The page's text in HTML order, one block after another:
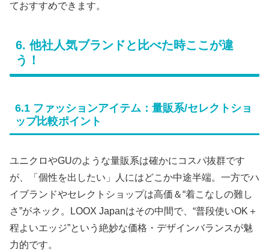
ておすすめできます。
6. 他社人気ブランドと比べた時ここが違
う！
6.1 ファッションアイテム：量販系/セレクトショ
ップ比較ポイント
ユニクロやGUのような量販系は確かにコスパ抜群です
が、「個性を出したい」人にはどこか中途半端。一方でハ
イブランドやセレクトショップは高価＆“着こなしの難し
さ”がネック。LOOX Japanはその中間で、“普段使いOK＋
程よいエッジ”という絶妙な価格・デザインバランスが魅
力的です。